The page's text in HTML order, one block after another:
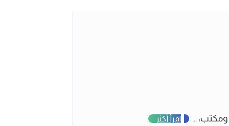
... اقرأ أكثر